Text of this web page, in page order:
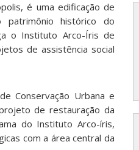
é uma edificação de
histórico do
o Instituto Arco-Íris de
de assistência social
Conservação Urbana e
de restauração da
do Instituto Arco-íris,
com a área central da